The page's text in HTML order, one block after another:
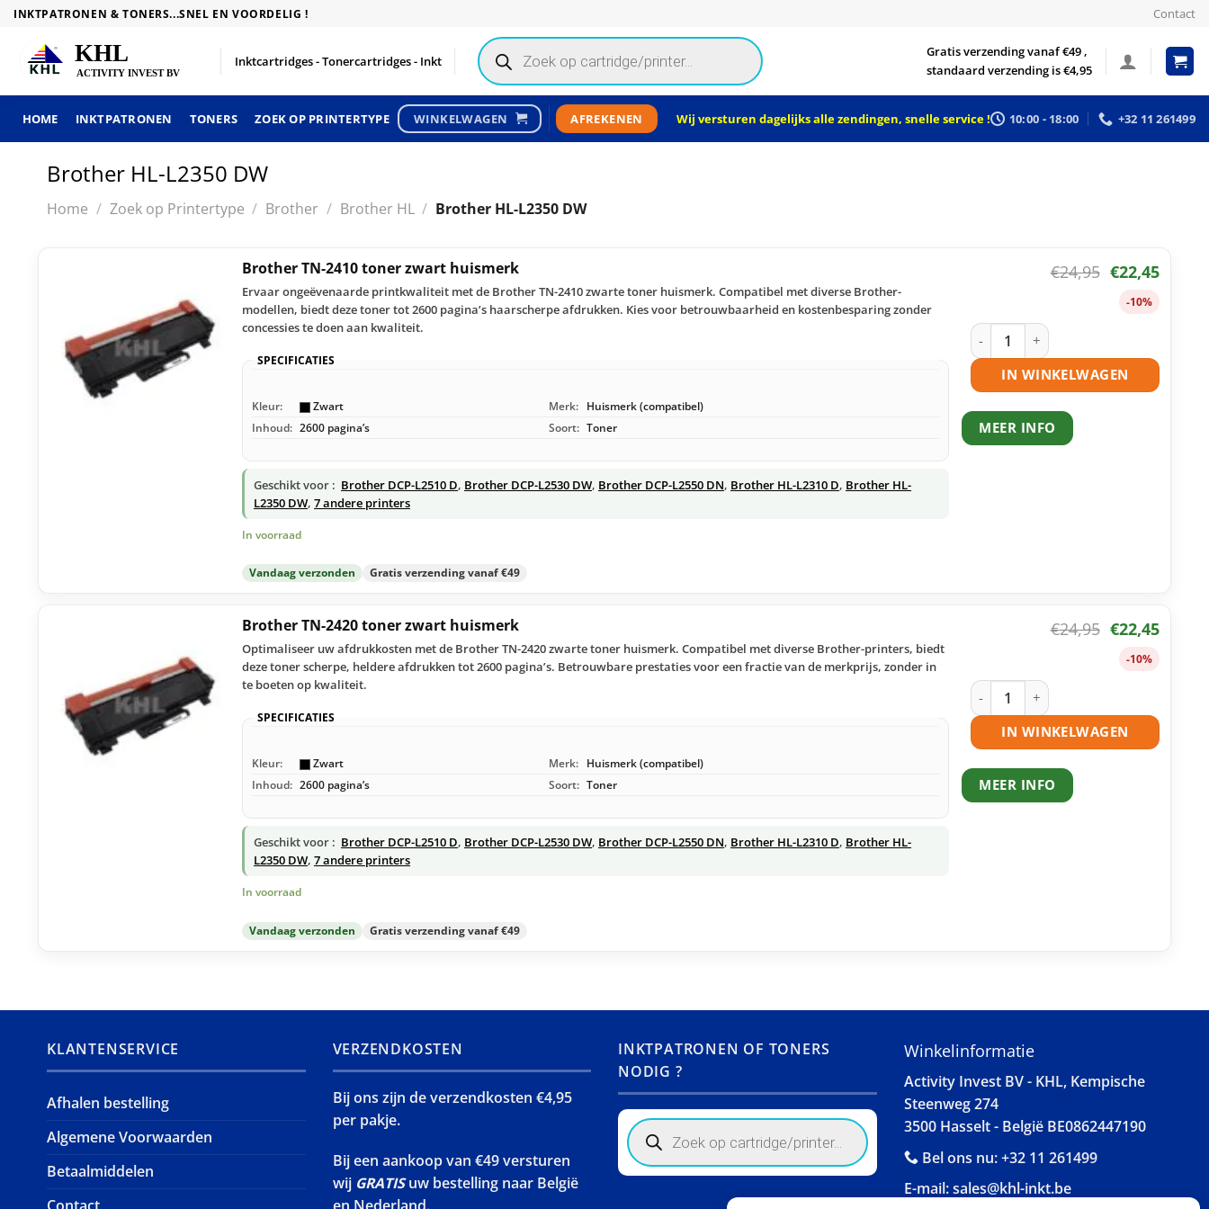
Skip
content
INKTPATRONEN & TONERS...SNEL EN VOORDELIG ! Contact
Inktcartridges - Tonercartridges - Inkt
Products
search
Gratis verzending vanaf €49 ,
standaard verzending is €4,95
HOME INKTPATRONEN TONERS ZOEK OP PRINTERTYPE WINKELWAGEN AFREKENEN Wij versturen dagelijks alle zendingen, snelle service ! 10:00 - 18:00 +32 11 261499
Brother HL-L2350 DW
Home / Zoek op Printertype / Brother / Brother HL / Brother HL-L2350 DW
Brother TN-2410 toner zwart huismerk
Ervaar ongeëvenaarde printkwaliteit met de Brother TN-2410 zwarte toner huismerk. Compatibel met diverse Brother-
modellen, biedt deze toner tot 2600 pagina’s haarscherpe afdrukken. Kies voor betrouwbaarheid en kostenbesparing zonder
concessies te doen aan kwaliteit.
SPECIFICATIES
Kleur: Zwart Merk: Huismerk (compatibel)
Inhoud: 2600 pagina’s Soort: Toner
Geschikt voor : Brother DCP-L2510 D, Brother DCP-L2530 DW, Brother DCP-L2550 DN, Brother HL-L2310 D, Brother HL-
L2350 DW, 7 andere printers
In voorraad
Vandaag verzonden Gratis verzending vanaf €49
€24,95 €22,45
-10%
Brother TN-2410 toner zwart
IN WINKELWAGEN
MEER INFO
Brother TN-2420 toner zwart huismerk
Optimaliseer uw afdrukkosten met de Brother TN-2420 zwarte toner huismerk. Compatibel met diverse Brother-printers, biedt
deze toner scherpe, heldere afdrukken tot 2600 pagina’s. Betrouwbare prestaties voor een fractie van de merkprijs, zonder in
te boeten op kwaliteit.
SPECIFICATIES
Kleur: Zwart Merk: Huismerk (compatibel)
Inhoud: 2600 pagina’s Soort: Toner
Geschikt voor : Brother DCP-L2510 D, Brother DCP-L2530 DW, Brother DCP-L2550 DN, Brother HL-L2310 D, Brother HL-
L2350 DW, 7 andere printers
In voorraad
Vandaag verzonden Gratis verzending vanaf €49
€24,95 €22,45
-10%
Brother TN-2420 toner zwart
IN WINKELWAGEN
MEER INFO
KLANTENSERVICE
Afhalen bestelling
Algemene Voorwaarden
Betaalmiddelen
VERZENDKOSTEN
Bij ons zijn de verzendkosten €4,95
per pakje.
Bij een aankoop van €49 versturen
wij GRATISuw bestelling naar België
INKTPATRONEN OF TONERS
NODIG ?
Products
search
Winkelinformatie
Activity Invest BV - KHL, Kempische
Steenweg 274
3500 Hasselt - België BE0862447190
Bel ons nu:+32 11 261499
E-mail:sales@khl-inkt.be